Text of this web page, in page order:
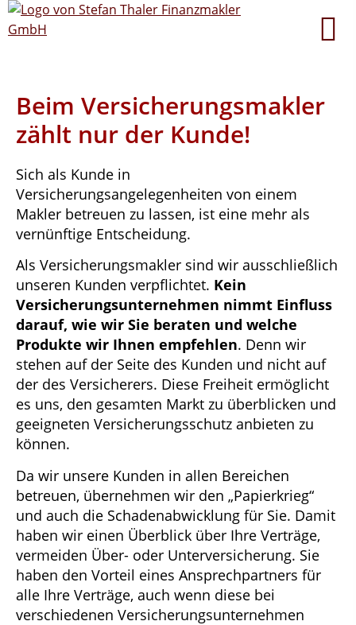
Beim Versicherungsmakler
zählt nur der Kunde!
Sich als Kunde in
Versicherungsangelegenheiten von einem
Makler betreuen zu lassen, ist eine mehr als
vernünftige Entscheidung.
Als Versicherungsmakler sind wir ausschließlich
unseren Kunden verpflichtet. Kein
Versicherungsunternehmen nimmt Einfluss
darauf, wie wir Sie beraten und welche
Produkte wir Ihnen empfehlen. Denn wir
stehen auf der Seite des Kunden und nicht auf
der des Versicherers. Diese Freiheit ermöglicht
es uns, den gesamten Markt zu überblicken und
geeigneten Versicherungsschutz anbieten zu
können.
Da wir unsere Kunden in allen Bereichen
betreuen, übernehmen wir den „Papierkrieg“
und auch die Schadenabwicklung für Sie. Damit
haben wir einen Überblick über Ihre Verträge,
vermeiden Über- oder Unterversicherung. Sie
haben den Vorteil eines Ansprechpartners für
alle Ihre Verträge, auch wenn diese bei
verschiedenen Versicherungsunternehmen